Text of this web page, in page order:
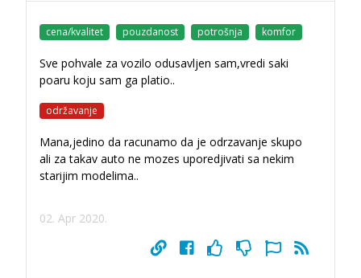
cena/kvalitet pouzdanost potrošnja komfor
Sve pohvale za vozilo odusavljen sam,vredi saki
poaru koju sam ga platio..
održavanje
Mana,jedino da racunamo da je odrzavanje skupo
ali za takav auto ne mozes uporedjivati sa nekim
starijim modelima..
02. Apr 2020.